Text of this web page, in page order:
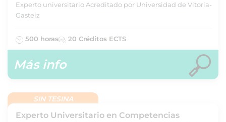
Experto universitario Acreditado por Universidad de Vitoria-
Gasteiz
500 horas 20 Créditos ECTS
Más info
SIN TESINA
Experto Universitario en Competencias